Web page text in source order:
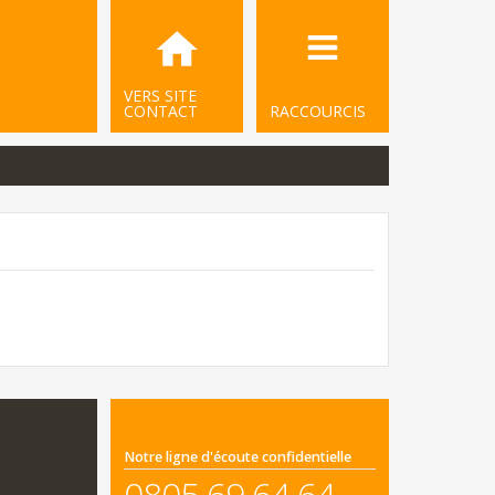
RACCOURCIS
VERS SITE
CONTACT
Notre ligne d'écoute confidentielle